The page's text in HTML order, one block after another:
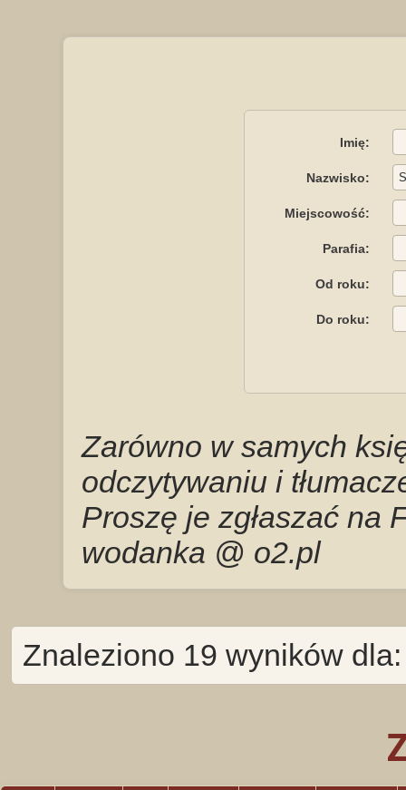
Imię:
Nazwisko:
Miejscowość:
Parafia:
Od roku:
Do roku:
Zarówno w samych
odczytywaniu i
Proszę je zgłaszać na
wodanka @ o2.pl
Znaleziono 19 wyników